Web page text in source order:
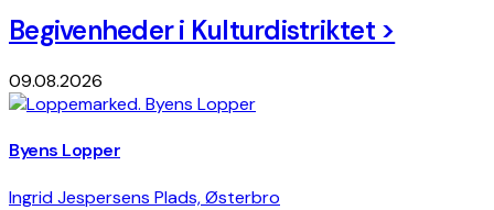
−
Begivenheder i Kulturdistriktet >
09.08.2026
Byens Lopper
Ingrid Jespersens Plads, Østerbro